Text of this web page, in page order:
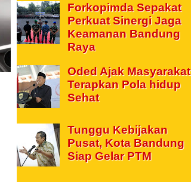
Forkopimda Sepakat
Perkuat Sinergi Jaga
Keamanan Bandung
Raya
Oded Ajak Masyarakat
Terapkan Pola hidup
Sehat
Tunggu Kebijakan
Pusat, Kota Bandung
Siap Gelar PTM